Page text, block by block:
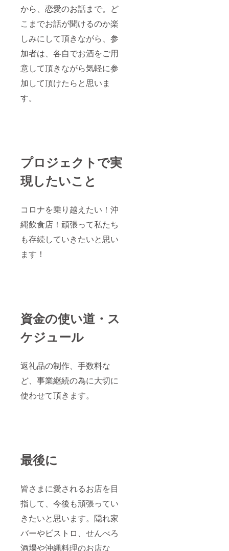
から、恋愛のお話まで。ど
こまでお話が聞けるのか楽
しみにして頂きながら、参
加者は、各自でお酒をご用
意して頂きながら気軽に参
加して頂けたらと思いま
す。
プロジェクトで実
現したいこと
コロナを乗り越えたい！沖
縄飲食店！頑張って私たち
も存続していきたいと思い
ます！
資金の使い道・ス
ケジュール
返礼品の制作、手数料な
ど、事業継続の為に大切に
使わせて頂きます。
最後に
皆さまに愛されるお店を目
指して、今後も頑張ってい
きたいと思います。隠れ家
バーやビストロ、せんべろ
酒場や沖縄料理のお店な